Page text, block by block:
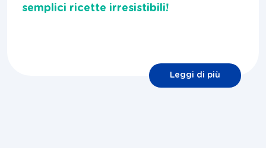
semplici ricette irresistibili!
Leggi di più